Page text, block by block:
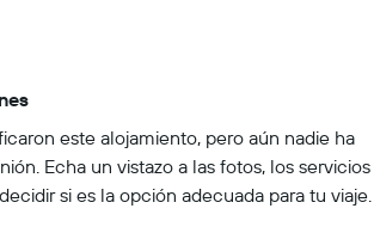
este alojamiento, pero aún nadie ha
Echa un vistazo a las fotos, los servicios
si es la opción adecuada para tu viaje.